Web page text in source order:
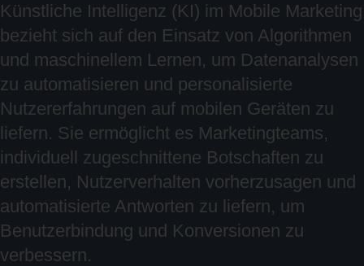
Künstliche Intelligenz (KI) im Mobile Marketing
bezieht sich auf den Einsatz von Algorithmen
und maschinellem Lernen, um Datenanalysen
zu automatisieren und personalisierte
Nutzererfahrungen auf mobilen Geräten zu
liefern. Sie ermöglicht es Marketingteams,
individuell zugeschnittene Botschaften zu
erstellen, Nutzerverhalten vorherzusagen und
automatisierte Antworten zu liefern, um
Benutzerbindung und Konversionen zu
verbessern.